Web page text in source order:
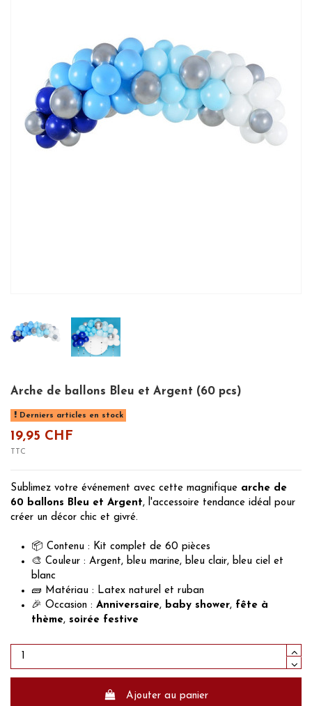
Arche de ballons Bleu et Argent (60 pcs)
Derniers articles en stock
19,95 CHF
TTC
Sublimez votre événement avec cette magnifique arche de
60 ballons Bleu et Argent, l'accessoire tendance idéal pour
créer un décor chic et givré.
📦 Contenu : Kit complet de 60 pièces
🎨 Couleur : Argent, bleu marine, bleu clair, bleu ciel et
blanc
🧱 Matériau : Latex naturel et ruban
🎉 Occasion : Anniversaire, baby shower, fête à
thème, soirée festive
Ajouter au panier